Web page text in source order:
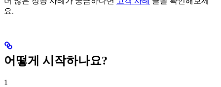
요.
어떻게 시작하나요?
1